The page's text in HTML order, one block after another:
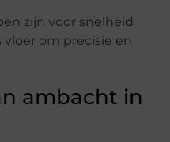
zijn voor snelheid
om precisie en
ambacht in